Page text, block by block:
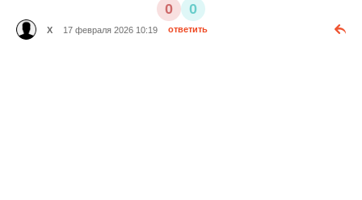
0 0
X 17 февраля 2026 10:19 ответить